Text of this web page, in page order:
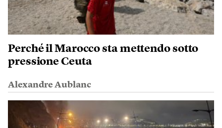
Perché il Marocco sta mettendo sotto
pressione Ceuta
Alexandre Aublanc